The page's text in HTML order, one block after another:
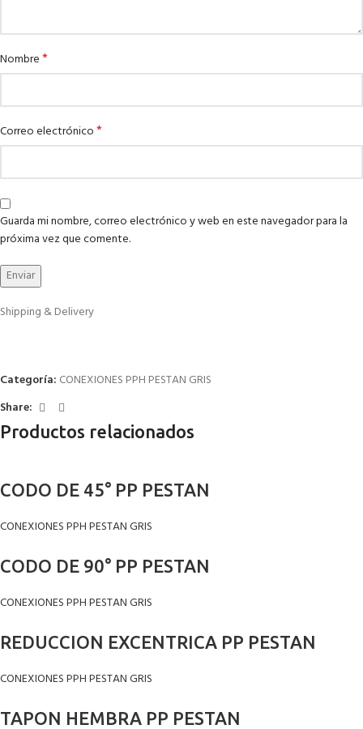
Nombre*
Correo electrónico*
Guarda mi nombre, correo electrónico y web en este navegador para la
próxima vez que comente.
Shipping & Delivery
Categoría: CONEXIONES PPH PESTAN GRIS
Share:
Productos relacionados
CODO DE 45° PP PESTAN
CONEXIONES PPH PESTAN GRIS
CODO DE 90° PP PESTAN
CONEXIONES PPH PESTAN GRIS
REDUCCION EXCENTRICA PP PESTAN
CONEXIONES PPH PESTAN GRIS
TAPON HEMBRA PP PESTAN